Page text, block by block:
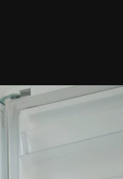
பழைய
ஃப்ரிட்ஜ் தட்டில்